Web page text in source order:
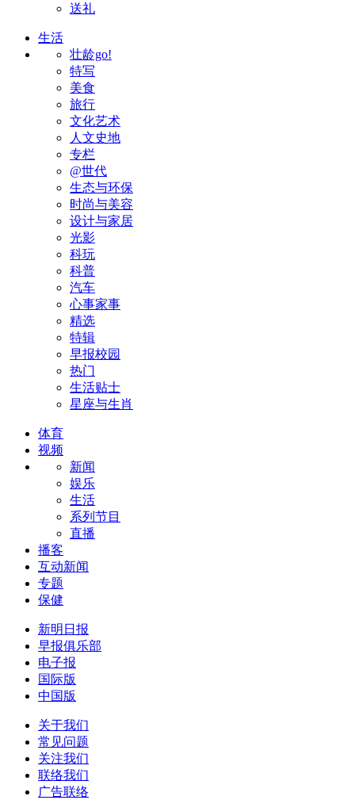
送礼
生活
壮龄go!
特写
美食
旅行
文化艺术
人文史地
专栏
@世代
生态与环保
时尚与美容
设计与家居
光影
科玩
科普
汽车
心事家事
精选
特辑
早报校园
热门
生活贴士
星座与生肖
体育
视频
新闻
娱乐
生活
系列节目
直播
播客
互动新闻
专题
保健
新明日报
早报俱乐部
电子报
国际版
中国版
关于我们
常见问题
关注我们
联络我们
广告联络